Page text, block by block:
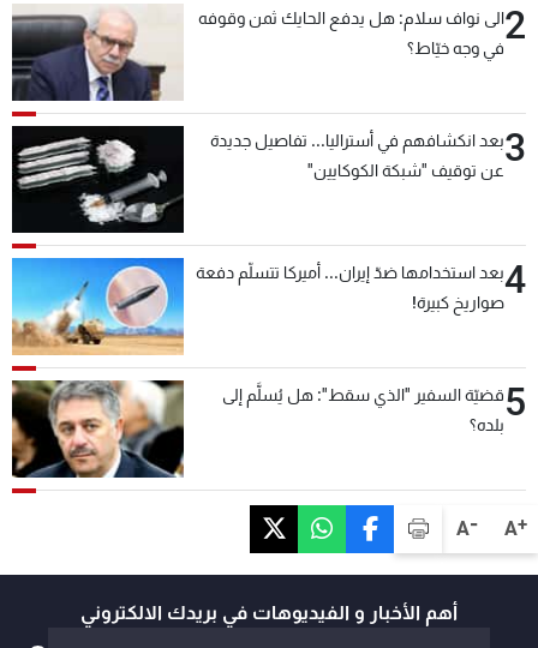
A+
A-
2الى نواف سلام: هل يدفع الحايك ثمن وقوفه
في وجه خيّاط؟
3بعد انكشافهم في أستراليا... تفاصيل جديدة
عن توقيف "شبكة الكوكايين"
4بعد استخدامها ضدّ إيران... أميركا تتسلّم دفعة
صواريخ كبيرة!
5قضيّة السفير "الذي سقط": هل يُسلَّم إلى
بلده؟
أهم الأخبار و الفيديوهات في بريدك الالكتروني